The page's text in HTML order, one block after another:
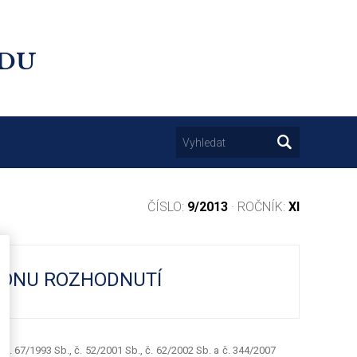
ČÍSLO: 9/2013 · ROČNÍK: XI
ROZHODNUTÍ
67/1993 Sb., č. 52/2001 Sb., č. 62/2002 Sb. a č. 344/2007